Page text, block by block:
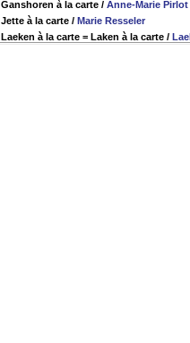
Ganshoren à la carte / Anne-Marie Pirlot
Jette à la carte / Marie Resseler
Laeken à la carte = Laken à la carte /